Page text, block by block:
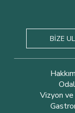
BİZE
Vizyon